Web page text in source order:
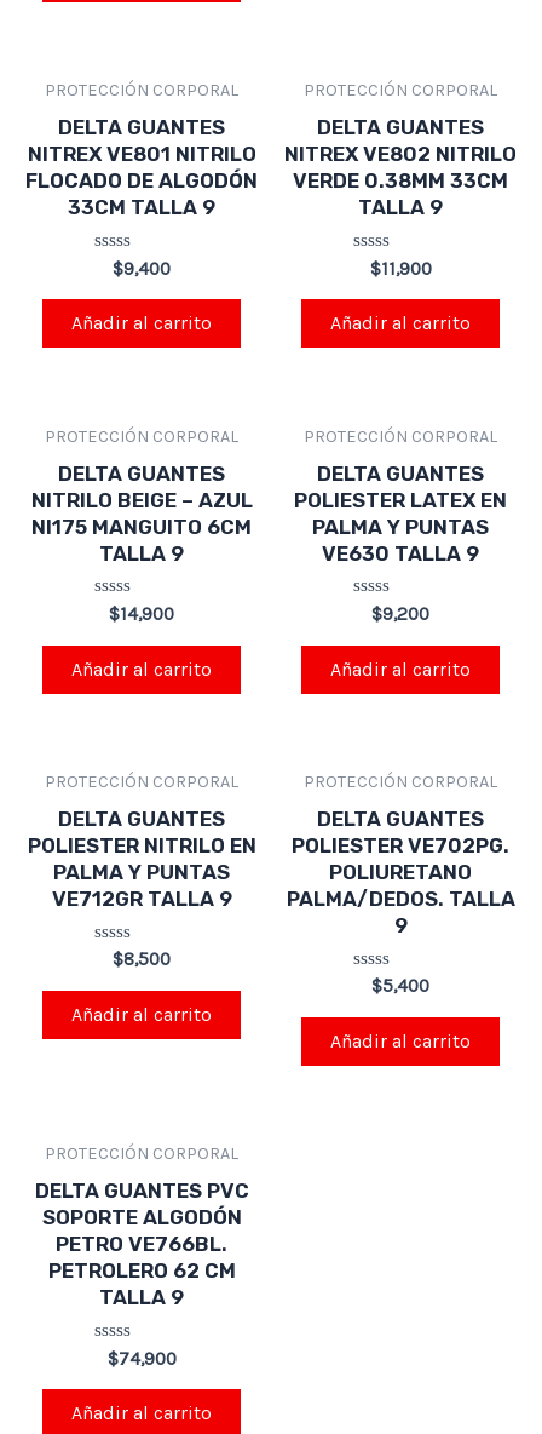
PROTECCIÓN CORPORAL
DELTA GUANTES
NITREX VE801 NITRILO
FLOCADO DE ALGODÓN
33CM TALLA 9
Valorado
0
de
5
$9,400
Añadir al carrito
PROTECCIÓN CORPORAL
DELTA GUANTES
NITREX VE802 NITRILO
VERDE 0.38MM 33CM
TALLA 9
Valorado
0
de
5
$11,900
Añadir al carrito
PROTECCIÓN CORPORAL
DELTA GUANTES
NITRILO BEIGE – AZUL
NI175 MANGUITO 6CM
TALLA 9
Valorado
0
de
5
$14,900
Añadir al carrito
PROTECCIÓN CORPORAL
DELTA GUANTES
POLIESTER LATEX EN
PALMA Y PUNTAS
VE630 TALLA 9
Valorado
0
de
5
$9,200
Añadir al carrito
PROTECCIÓN CORPORAL
DELTA GUANTES
POLIESTER NITRILO EN
PALMA Y PUNTAS
VE712GR TALLA 9
Valorado
0
de
5
$8,500
Añadir al carrito
PROTECCIÓN CORPORAL
DELTA GUANTES
POLIESTER VE702PG.
POLIURETANO
PALMA/DEDOS. TALLA
9
Valorado
0
de
5
$5,400
Añadir al carrito
PROTECCIÓN CORPORAL
DELTA GUANTES PVC
SOPORTE ALGODÓN
PETRO VE766BL.
PETROLERO 62 CM
TALLA 9
Valorado
0
de
5
$74,900
Añadir al carrito